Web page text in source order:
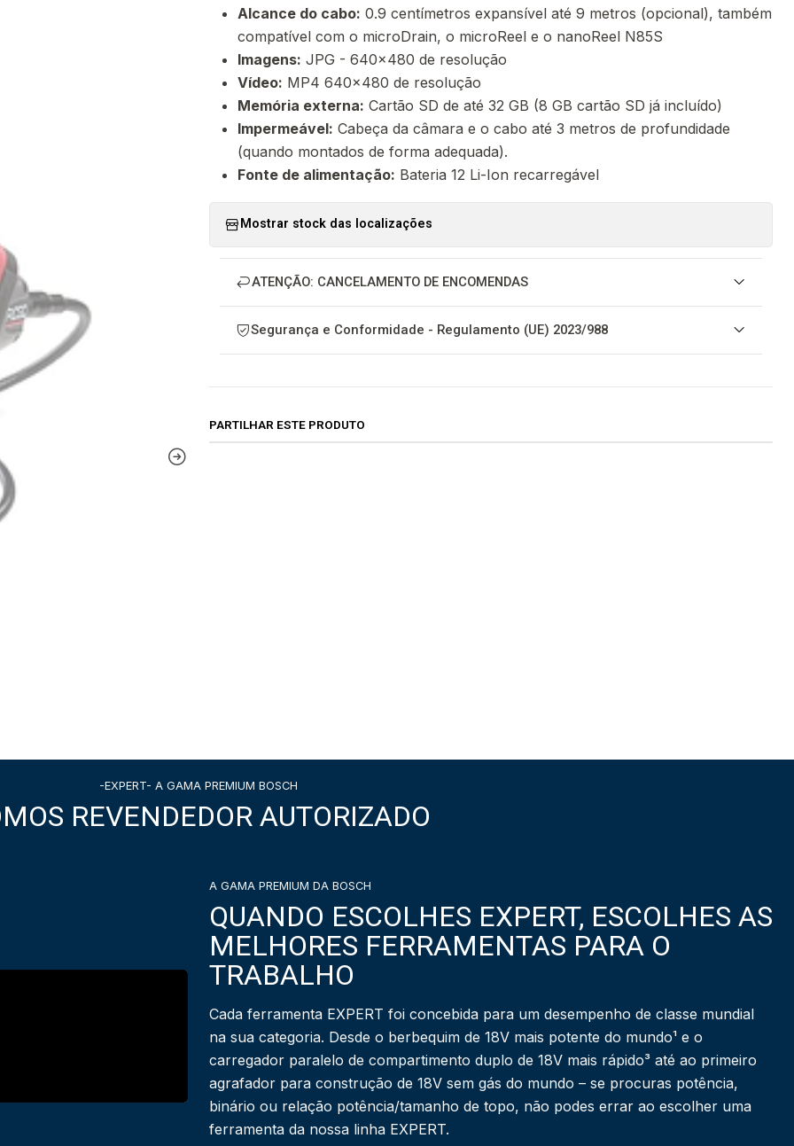
Alcance do cabo: 0.9 centímetros expansível até 9 metros (opcional), também
compatível com o microDrain, o microReel e o nanoReel N85S
Imagens: JPG - 640x480 de resolução
Vídeo: MP4 640x480 de resolução
Memória externa: Cartão SD de até 32 GB (8 GB cartão SD já incluído)
Impermeável: Cabeça da câmara e o cabo até 3 metros de profundidade
(quando montados de forma adequada).
Fonte de alimentação: Bateria 12 Li-Ion recarregável
Mostrar stock das localizações
ATENÇÃO: CANCELAMENTO DE ENCOMENDAS
Segurança e Conformidade - Regulamento (UE) 2023/988
PARTILHAR ESTE PRODUTO
-EXPERT- A GAMA PREMIUM BOSCH
REVENDEDOR AUTORIZADO
A GAMA PREMIUM DA BOSCH
QUANDO ESCOLHES EXPERT, ESCOLHES AS
MELHORES FERRAMENTAS PARA O
TRABALHO
Cada ferramenta EXPERT foi concebida para um desempenho de classe mundial
na sua categoria. Desde o berbequim de 18V mais potente do mundo¹ e o
carregador paralelo de compartimento duplo de 18V mais rápido³ até ao primeiro
agrafador para construção de 18V sem gás do mundo – se procuras potência,
binário ou relação potência/tamanho de topo, não podes errar ao escolher uma
ferramenta da nossa linha EXPERT.